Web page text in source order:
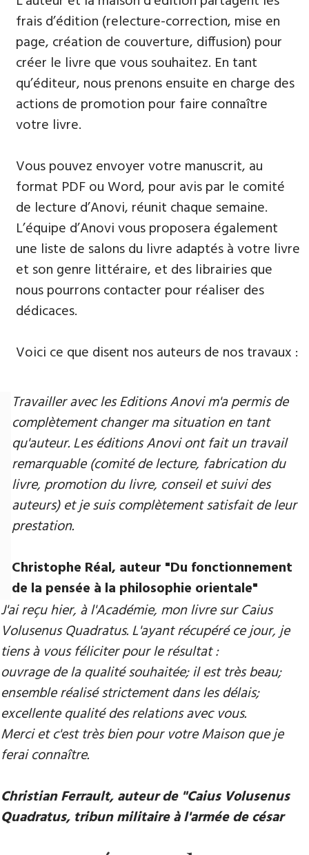
frais d’édition (relecture-correction, mise en
page, création de couverture, diffusion) pour
créer le livre que vous souhaitez. En tant
qu’éditeur, nous prenons ensuite en charge des
actions de promotion pour faire connaître
votre livre.
Vous pouvez envoyer votre manuscrit, au
format PDF ou Word, pour avis par le comité
de lecture d’Anovi, réunit chaque semaine.
L’équipe d’Anovi vous proposera également
une liste de salons du livre adaptés à votre livre
et son genre littéraire, et des librairies que
nous pourrons contacter pour réaliser des
dédicaces.
Voici ce que disent nos auteurs de nos travaux :
Travailler avec les Editions Anovi m'a permis de
complètement changer ma situation en tant
qu'auteur. Les éditions Anovi ont fait un travail
remarquable (comité de lecture, fabrication du
livre, promotion du livre, conseil et suivi des
auteurs) et je suis complètement satisfait de leur
prestation.
Christophe Réal, auteur ​"Du fonctionnement
de la pensée à la philosophie orientale"
J'ai reçu hier, à l'Académie, mon livre sur Caius
Volusenus Quadratus. L'ayant récupéré ce jour, je
tiens à vous féliciter pour le résultat :
ouvrage de la qualité souhaitée; il est très beau;
ensemble réalisé strictement dans les délais;
excellente qualité des relations avec vous.
Merci et c'est très bien pour votre Maison que je
ferai connaître.
Christian Ferrault, auteur de "Caius Volusenus
Quadratus, tribun militaire à l'armée de césar